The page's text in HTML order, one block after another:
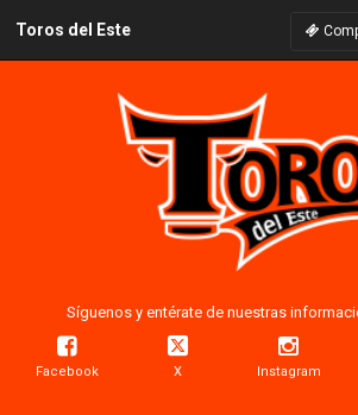
Toros del Este
Síguenos y entérate de nuestras
Facebook X Instagram